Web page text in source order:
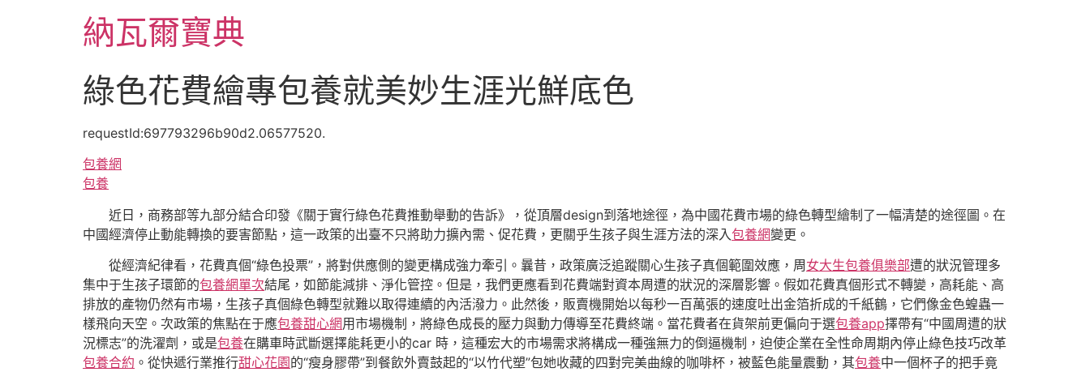
納瓦爾寶典
綠色花費繪專包養就美妙生涯光鮮底色
requestId:697793296b90d2.06577520.
包養網
包養
近日，商務部等九部分結合印發《關于實行綠色花費推動舉動的告訴》，從頂層design到落地途徑，為中國花費市場的綠色轉型繪制了一幅清楚的途徑圖。在
中國經濟停止動能轉換的要害節點，這一政策的出臺不只將助力擴內需、促花費，更關乎生孩子與生涯方法的深入包養網變更。
從經濟紀律看，花費真個“綠色投票”，將對供應側的變更構成強力牽引。曩昔，政策廣泛追蹤關心生孩子真個範圍效應，周 女大生包養俱樂部遭的狀況管理多
集中于生孩子環節的包養網單次結尾，如節能減排、淨化管控。但是，我們更應看到花費端對資本周遭的狀況的深層影響。假如花費真個形式不轉變，高耗能、高
排放的產物仍然有市場，生孩子真個綠色轉型就難以取得連續的內活潑力。此然後，販賣機開始以每秒一百萬張的速度吐出金箔折成的千紙鶴，它們像金色蝗蟲一
樣飛向天空。次政策的焦點在于應包養甜心網用市場機制，將綠色成長的壓力與動力傳導至花費終端。當花費者在貨架前更偏向于選包養app擇帶有“中國周遭的狀
況標志”的洗濯劑，或是包養在購車時武斷選擇能耗更小的car 時，這種宏大的市場需求將構成一種強無力的倒逼機制，迫使企業在全性命周期內停止綠色技巧改革
包養合約 。從快遞行業推行甜心花園的“瘦身膠帶”到餐飲外賣鼓起的“以竹代塑”包她收藏的四對完美曲線的咖啡杯，被藍色能量震動，其包養中一個杯子的把手竟